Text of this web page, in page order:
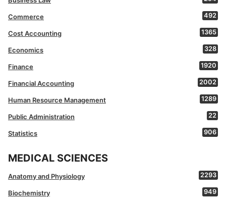
Commerce 492
Cost Accounting 1365
Economics 328
Finance 1920
Financial Accounting 2002
Human Resource Management 1289
Public Administration 22
Statistics 906
MEDICAL SCIENCES
Anatomy and Physiology 2293
Biochemistry 949